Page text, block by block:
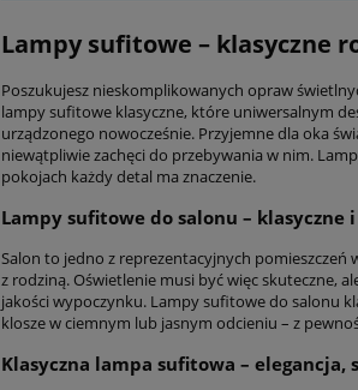
Lampy sufitowe – klasyczne
Poszukujesz nieskomplikowanych opraw
lampy sufitowe klasyczne, które uniwersalnym
urządzonego nowocześnie. Przyjemne dla oka
niewątpliwie zachęci do przebywania w nim.
pokojach każdy detal ma znaczenie.
Lampy sufitowe do salonu –
Salon to jedno z reprezentacyjnych pomieszczeń
z rodziną. Oświetlenie musi być więc skuteczne,
jakości wypoczynku. Lampy sufitowe do salonu
klosze w ciemnym lub jasnym odcieniu – z
Klasyczna lampa sufitowa –